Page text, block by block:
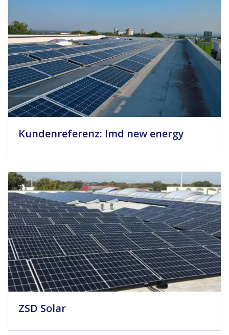
Kundenreferenz: lmd new energy
ZSD Solar